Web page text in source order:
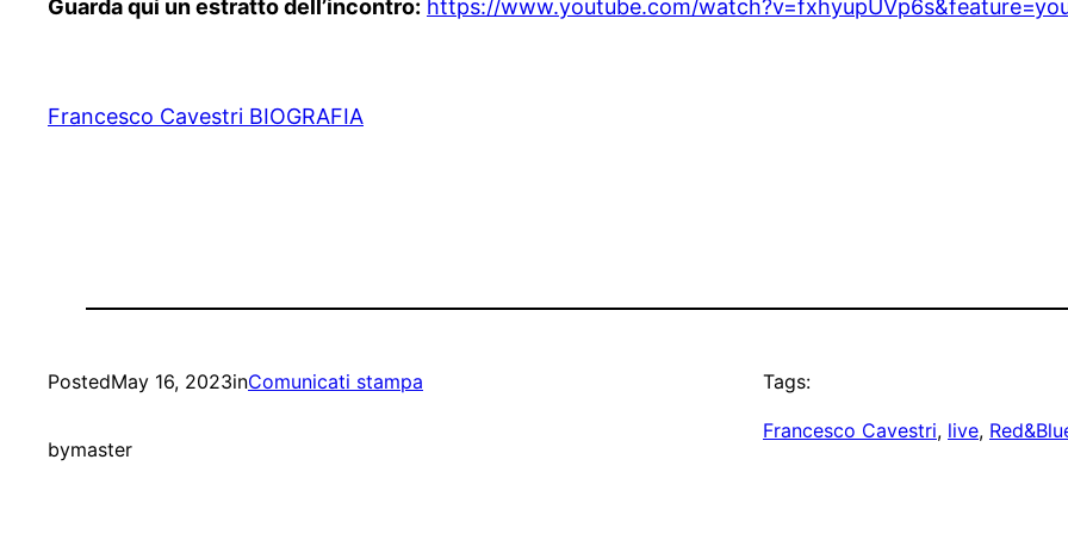
Guarda qui un estratto dell’incontro: https://www.youtube.com/
Francesco Cavestri BIOGRAFIA
PostedMay 16, 2023inComunicati stampa
bymaster
Tags:
Francesco Cavestri, live,